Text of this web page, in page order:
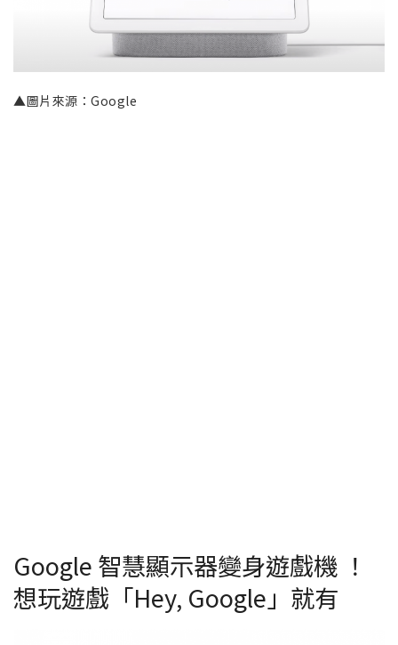
▲圖片來源：Google
Google 智慧顯示器變身遊戲機 ！
想玩遊戲「Hey, Google」就有